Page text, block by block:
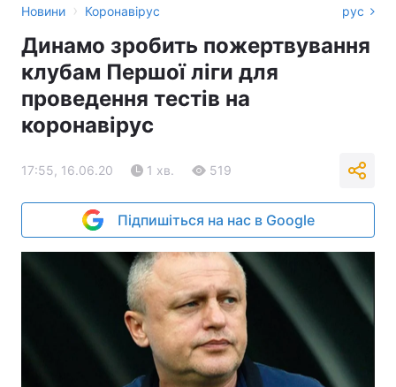
Новини › Коронавірус рус
Динамо зробить пожертвування
клубам Першої ліги для
проведення тестів на
коронавірус
17:55, 16.06.20 1 хв. 519
Підпишіться на нас в Google